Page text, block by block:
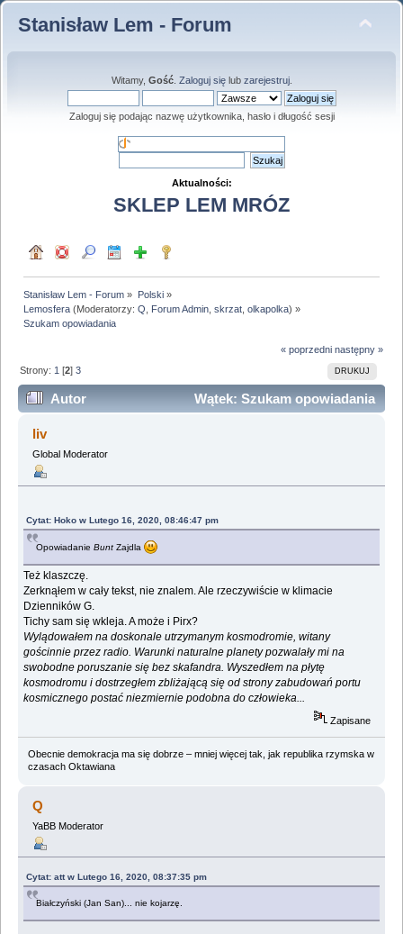
Stanisław Lem - Forum
Witamy, Gość. Zaloguj sięlub zarejestruj.
Zaloguj się podając nazwę użytkownika, hasło i długość sesji
Aktualności:
SKLEP LEM MRÓZ
Stanisław Lem - Forum » Polski»
Lemosfera (Moderatorzy:Q Forum Admin ,skrzat ,olkapolka) »
Szukam opowiadania
« poprzedni następny »
DRUKUJ
Strony: 1 [2]3
Autor
Wątek: Szukam opowiadania
(Przeczytany 88047 razy)
liv
Global Moderator
Cytat: Hoko w Lutego 16, 2020, 08:46:47 pm
OpowiadanieBunt Zajdla
Też klaszczę.
Zerknąłem w cały tekst, nie znalem. Ale rzeczywiście w klimacie
Dzienników G.
Tichy sam się wkleja. A może i Pirx?
Wylądowałem na doskonale utrzymanym kosmodromie, witany
gościnnie przez radio. Warunki naturalne planety pozwalały mi na
swobodne poruszanie się bez skafandra. Wyszedłem na płytę
kosmodromu i dostrzegłem zbliżającą się od strony zabudowań portu
kosmicznego postać niezmiernie podobna do człowieka...
Zapisane
Obecnie demokracja ma się dobrze – mniej więcej tak, jak republika rzymska w
czasach Oktawiana
Q
YaBB Moderator
Cytat: att w Lutego 16, 2020, 08:37:35 pm
Białczyński (Jan San)... nie kojarzę.